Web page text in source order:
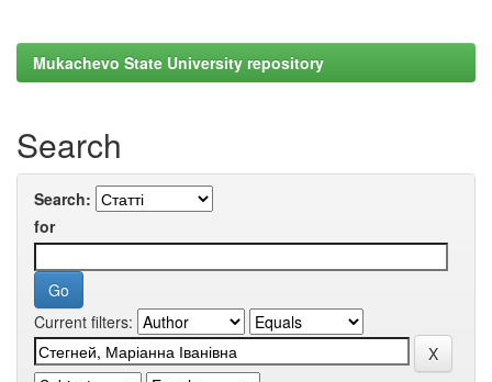
Mukachevo State University repository
Search
Search:
for
Current filters: